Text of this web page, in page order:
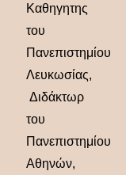
Καθηγητης
του
Πανεπιστημίου
Λευκωσίας,
Διδάκτωρ
του
Πανεπιστημίου
Αθηνών,